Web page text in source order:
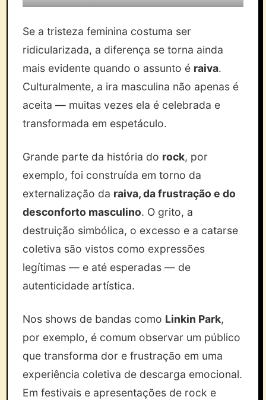
Se a tristeza feminina costuma ser
ridicularizada, a diferença se torna ainda
mais evidente quando o assunto é raiva.
Culturalmente, a ira masculina não apenas é
aceita — muitas vezes ela é celebrada e
transformada em espetáculo.
Grande parte da história do rock, por
exemplo, foi construída em torno da
externalização da raiva, da frustração e do
desconforto masculino. O grito, a
destruição simbólica, o excesso e a catarse
coletiva são vistos como expressões
legítimas — e até esperadas — de
autenticidade artística.
Nos shows de bandas como Linkin Park,
por exemplo, é comum observar um público
que transforma dor e frustração em uma
experiência coletiva de descarga emocional.
Em festivais e apresentações de rock e